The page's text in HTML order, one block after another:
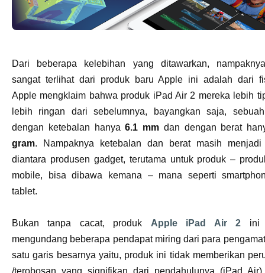
Dari beberapa kelebihan yang ditawarkan,
sangat terlihat dari produk baru Apple ini adalah dari
Apple mengklaim bahwa produk iPad Air 2 mereka lebih
lebih ringan dari sebelumnya, bayangkan saja,
dengan ketebalan hanya6.1 mm dan dengan berat
gram. Nampaknya ketebalan dan berat masih menjadi
diantara produsen gadget, terutama untuk produk –
mobile, bisa dibawa kemana – mana seperti
tablet.
Bukan tanpa cacat, produk Apple iPad Air 2 ini
mengundang beberapa pendapat miring dari para
satu garis besarnya yaitu, produk ini tidak memberikan
/terobosan yang signifikan dari pendahulunya (iPad Air)